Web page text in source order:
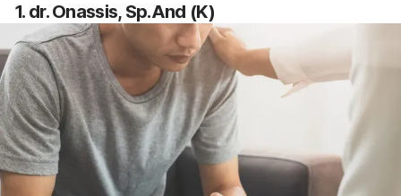
1. dr. Onassis, Sp.And (K)